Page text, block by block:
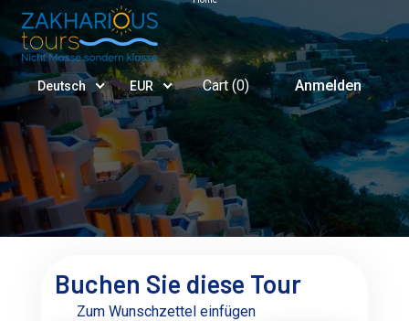
Deutsch EUR Cart (0) Anmelden
Buchen Sie diese Tour
Zum Wunschzettel einfügen